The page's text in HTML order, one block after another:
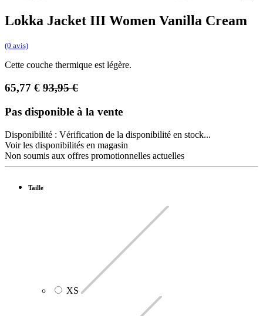
Lokka Jacket III Women Vanilla Cream
(0 avis)
Cette couche thermique est légère.
65,77 € 93,95€
Pas disponible à la vente
Disponibilité : Vérification de la disponibilité en stock...
Voir les disponibilités en magasin
Non soumis aux offres promotionnelles actuelles
Taille
XS